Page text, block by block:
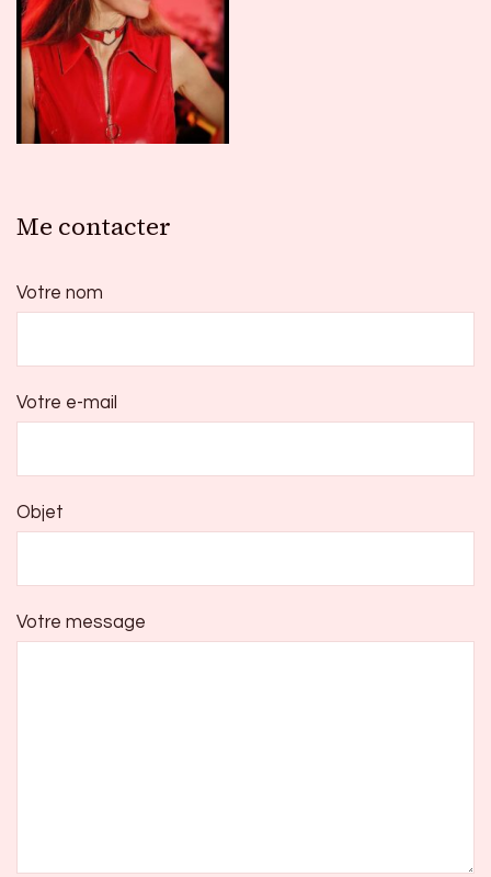
Me contacter
Votre nom
Votre e-mail
Objet
Votre message